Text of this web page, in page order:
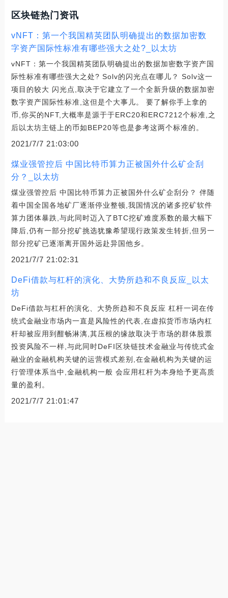
区块链热门资讯
vNFT：第一个我国精英团队明确提出的数据加密数
字资产国际性标准有哪些强大之处?_以太坊
vNFT：第一个我国精英团队明确提出的数据加密数字资产国
际性标准有哪些强大之处? Solv的闪光点在哪儿？ Solv这一
项目的较大 闪光点,取决于它建立了一个全新升级的数据加密
数字资产国际性标准,这但是个大事儿。 要了解你手上拿的
币,你买的NFT,大概率是源于于ERC20和ERC7212个标准,之
后以太坊主链上的币如BEP20等也是参考这两个标准的。
2021/7/7 21:03:00
煤业强管控后 中国比特币算力正被国外什么矿企刮
分？_以太坊
煤业强管控后 中国比特币算力正被国外什么矿企刮分？ 伴随
着中国全国各地矿厂逐渐停业整顿,我国情况的诸多挖矿软件
算力团体暴跌,与此同时迈入了BTC挖矿难度系数的最大幅下
降后,仍有一部分挖矿挑选犹豫希望现行政策发生转折,但另一
部分挖矿已逐渐离开国外远赴异国他乡。
2021/7/7 21:02:31
DeFi借款与杠杆的演化、大势所趋和不良反应_以太
坊
DeFi借款与杠杆的演化、大势所趋和不良反应 杠杆一词在传
统式金融业市场内一直是风险性的代表,在虚拟货币市场内杠
杆却被应用到酣畅淋漓,其压根的缘故取决于市场的群体股票
投资风险不一样,与此同时DeFI区块链技术金融业与传统式金
融业的金融机构关键的运营模式差别,在金融机构为关键的运
行管理体系当中,金融机构一般 会应用杠杆为本身给予更高质
量的盈利。
2021/7/7 21:01:47